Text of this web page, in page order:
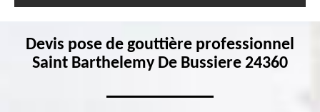
Devis pose de gouttière professionnel
Saint Barthelemy De Bussiere 24360